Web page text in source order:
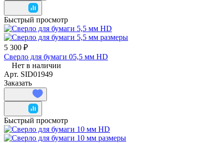
Быстрый просмотр
5 300 ₽
Сверло для бумаги 05,5 мм HD
Нет в наличии
Арт. SID01949
Заказать
Быстрый просмотр